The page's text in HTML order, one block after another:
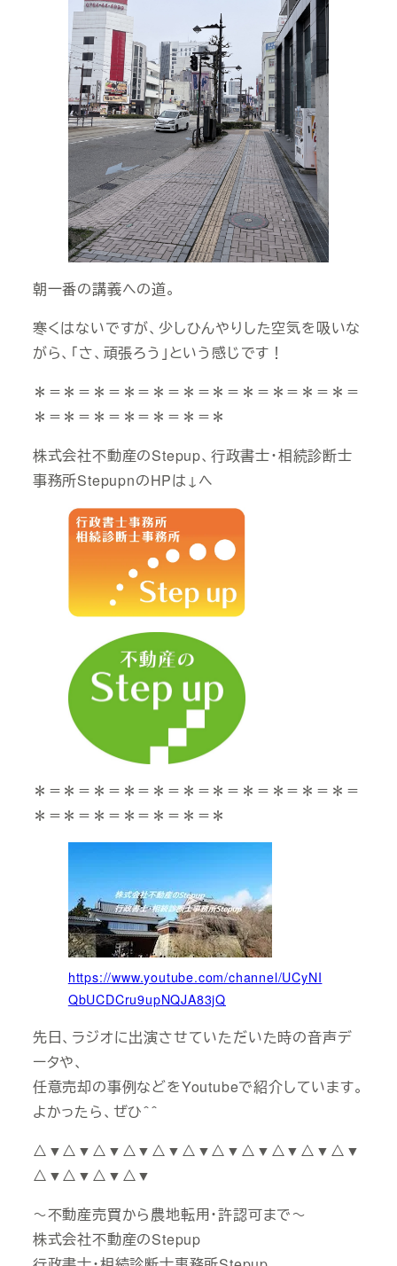
朝一番の講義への道。
寒くはないですが、少しひんやりした空気を吸いな
がら、「さ、頑張ろう」という感じです！
＊＝＊＝＊＝＊＝＊＝＊＝＊＝＊＝＊＝＊＝＊＝
＊＝＊＝＊＝＊＝＊＝＊＝＊
株式会社不動産のStepup、行政書士・相続診断士
事務所StepupnのHPは↓へ
＊＝＊＝＊＝＊＝＊＝＊＝＊＝＊＝＊＝＊＝＊＝
＊＝＊＝＊＝＊＝＊＝＊＝＊
https://www.youtube.com/channel/UCyNI
QbUCDCru9upNQJA83jQ
先日、ラジオに出演させていただいた時の音声デ
ータや、
任意売却の事例などをYoutubeで紹介しています。
よかったら、ぜひ＾＾
△▼△▼△▼△▼△▼△▼△▼△▼△▼△▼△▼
△▼△▼△▼△▼
～不動産売買から農地転用・許認可まで～
株式会社不動産のStepup